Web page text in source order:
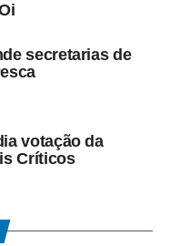
do estabelecimento
ou aplicativos, o
arrependimento. A
da compra em até
o recebimento do
valores pagos.
de 30 dias para bens
secretarias de
votação da
Críticos